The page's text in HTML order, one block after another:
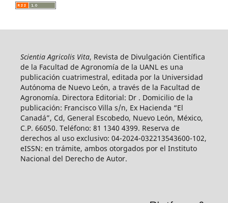
Scientia Agricolis Vita, Revista de Divulgación Científica
de la Facultad de Agronomía de la UANL es una
publicación cuatrimestral, editada por la Universidad
Autónoma de Nuevo León, a través de la Facultad de
Agronomía. Directora Editorial: Dr . Domicilio de la
publicación: Francisco Villa s/n, Ex Hacienda “El
Canadá”, Cd, General Escobedo, Nuevo León, México,
C.P. 66050. Teléfono: 81 1340 4399. Reserva de
derechos al uso exclusivo: 04-2024-032213543600-102,
eISSN: en trámite, ambos otorgados por el Instituto
Nacional del Derecho de Autor.